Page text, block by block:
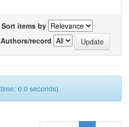
Sort items by
Authors/record
0.0 seconds).